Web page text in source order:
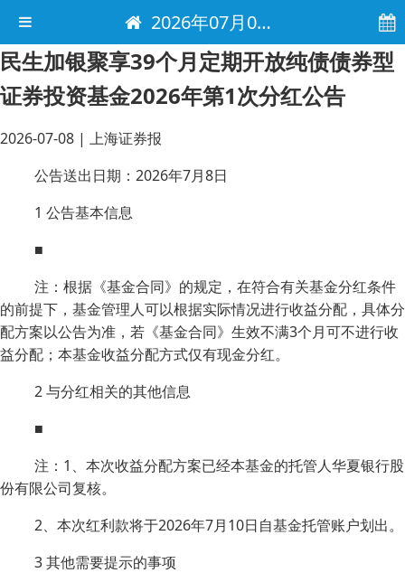
2026年07月08日 电子报
民生加银聚享39个月定期开放纯债债券型
证券投资基金2026年第1次分红公告
2026-07-08 | 上海证券报
公告送出日期：2026年7月8日
1 公告基本信息
■
注：根据《基金合同》的规定，在符合有关基金分红条件
的前提下，基金管理人可以根据实际情况进行收益分配，具体分
配方案以公告为准，若《基金合同》生效不满3个月可不进行收
益分配；本基金收益分配方式仅有现金分红。
2 与分红相关的其他信息
■
注：1、本次收益分配方案已经本基金的托管人华夏银行股
份有限公司复核。
2、本次红利款将于2026年7月10日自基金托管账户划出。
3 其他需要提示的事项